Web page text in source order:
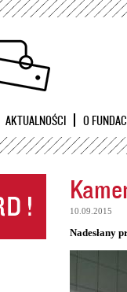
AKTUALNOŚCI O
10.09.2015
Nadesłany